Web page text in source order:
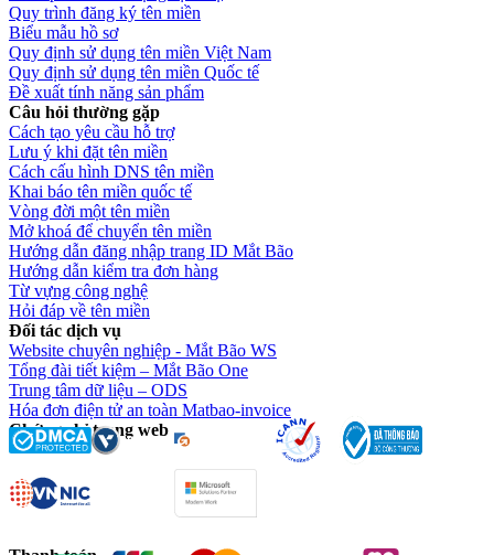
Quy trình đăng ký tên miền
Biểu mẫu hồ sơ
Quy định sử dụng tên miền Việt Nam
Quy định sử dụng tên miền Quốc tế
Đề xuất tính năng sản phẩm
Câu hỏi thường gặp
Cách tạo yêu cầu hỗ trợ
Lưu ý khi đặt tên miền
Cách cấu hình DNS tên miền
Khai báo tên miền quốc tế
Vòng đời một tên miền
Mở khoá để chuyển tên miền
Hướng dẫn đăng nhập trang ID Mắt Bão
Hướng dẫn kiểm tra đơn hàng
Từ vựng công nghệ
Hỏi đáp về tên miền
Đối tác dịch vụ
Website chuyên nghiệp - Mắt Bão WS
Tổng đài tiết kiệm – Mắt Bão One
Trung tâm dữ liệu – ODS
Hóa đơn điện tử an toàn Matbao-invoice
Chứng chỉ trang web